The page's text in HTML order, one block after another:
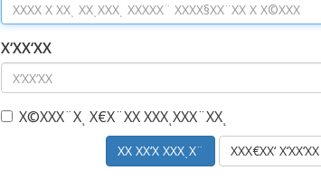
Χ‘ΧΧ‘ΧΧ
Χ©ΧΧΧ¨Χͺ Χ€Χ¨ΧΧ ΧΧΧͺΧΧΧ¨ΧΧͺ
ΧΧΧ€ΧΧ‘ Χ‘ΧΧ‘ΧΧ